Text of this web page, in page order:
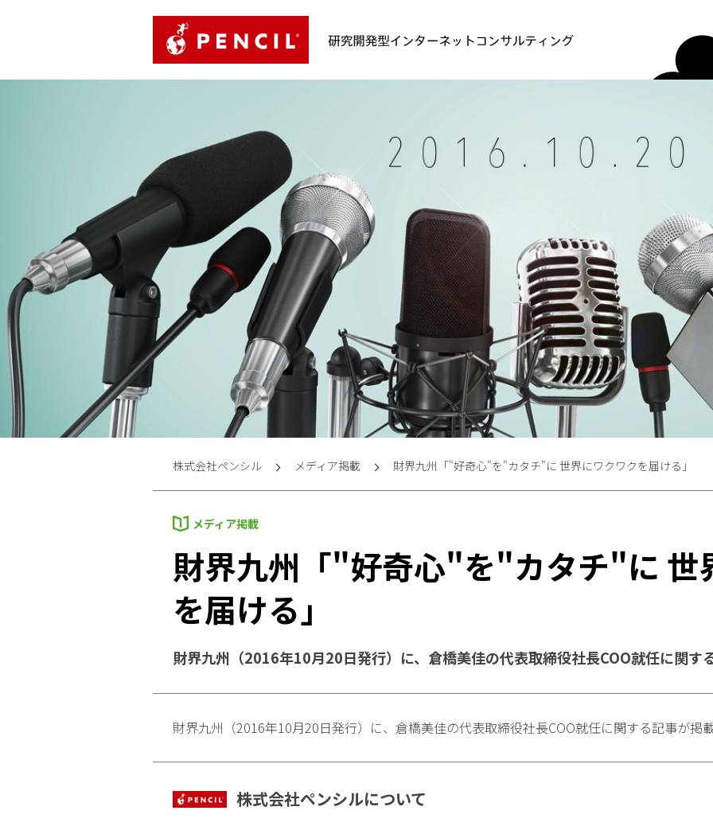
株式会社ペンシル メディア掲載 財界九州「"好奇心"を"カタチ"に 世界にワクワクを届ける」
メディア掲載
財界九州「"好奇心"を"カタチ"に 世
を届ける」
財界九州（2016年10月20日発行）に、倉橋美佳の代表取締役社長COO就任に関す
財界九州（2016年10月20日発行）に、倉橋美佳の代表取締役社長COO就任に関する記事が掲
株式会社ペンシルについて